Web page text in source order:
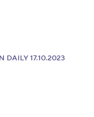
DAILY 17.10.2023